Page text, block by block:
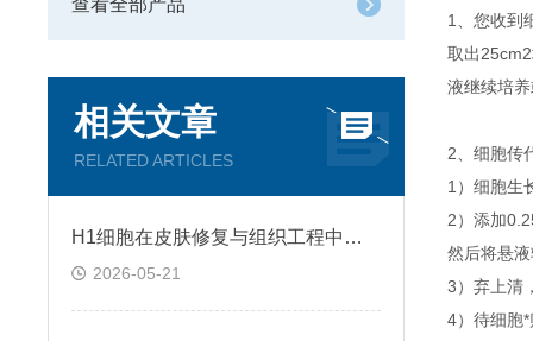
查看全部产品
相关文章
RELATED ARTICLES
H1细胞在皮肤修复与组织工程中的应用前景
2026-05-21
1、您收到
取出
液继续培
2、细胞传
1）细胞生
2）添加
然后将悬
3）弃上清
4）待细胞